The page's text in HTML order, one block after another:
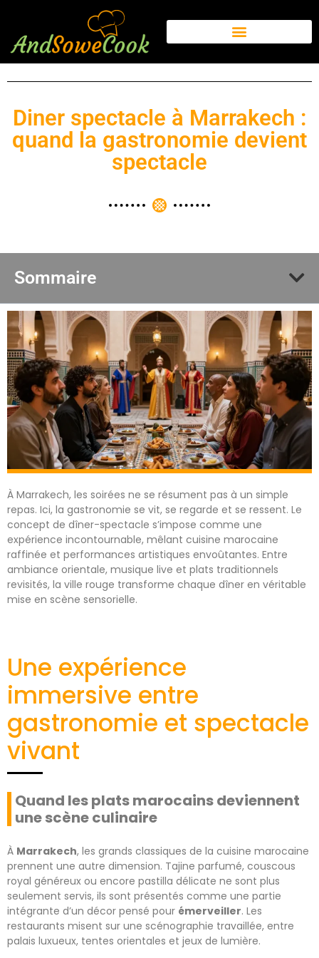
Diner spectacle à Marrakech :
quand la gastronomie devient
spectacle
Sommaire
À Marrakech, les soirées ne se résument pas à un simple
repas. Ici, la gastronomie se vit, se regarde et se ressent. Le
concept de dîner-spectacle s’impose comme une
expérience incontournable, mêlant cuisine marocaine
raffinée et performances artistiques envoûtantes. Entre
ambiance orientale, musique live et plats traditionnels
revisités, la ville rouge transforme chaque dîner en véritable
mise en scène sensorielle.
Une expérience
immersive entre
gastronomie et spectacle
vivant
Quand les plats marocains deviennent
une scène culinaire
À Marrakech, les grands classiques de la cuisine marocaine
prennent une autre dimension. Tajine parfumé, couscous
royal généreux ou encore pastilla délicate ne sont plus
seulement servis, ils sont présentés comme une partie
intégrante d’un décor pensé pour émerveiller. Les
restaurants misent sur une scénographie travaillée, entre
palais luxueux, tentes orientales et jeux de lumière.